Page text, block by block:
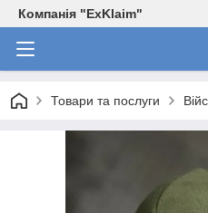
Компанія "ExKlaim"
Товари та послуги